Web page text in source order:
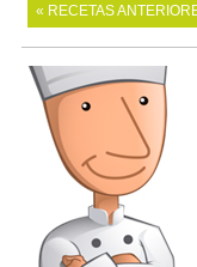
« RECETAS